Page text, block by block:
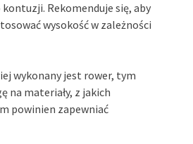
Rekomenduje się, aby
wysokość w zależności
wykonany jest rower, tym
na materiały, z jakich
powinien zapewniać